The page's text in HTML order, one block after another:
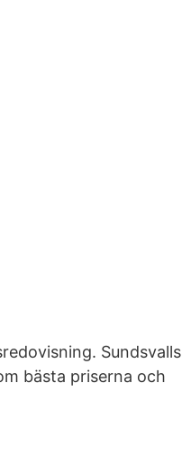
Sundsvalls
bästa priserna och